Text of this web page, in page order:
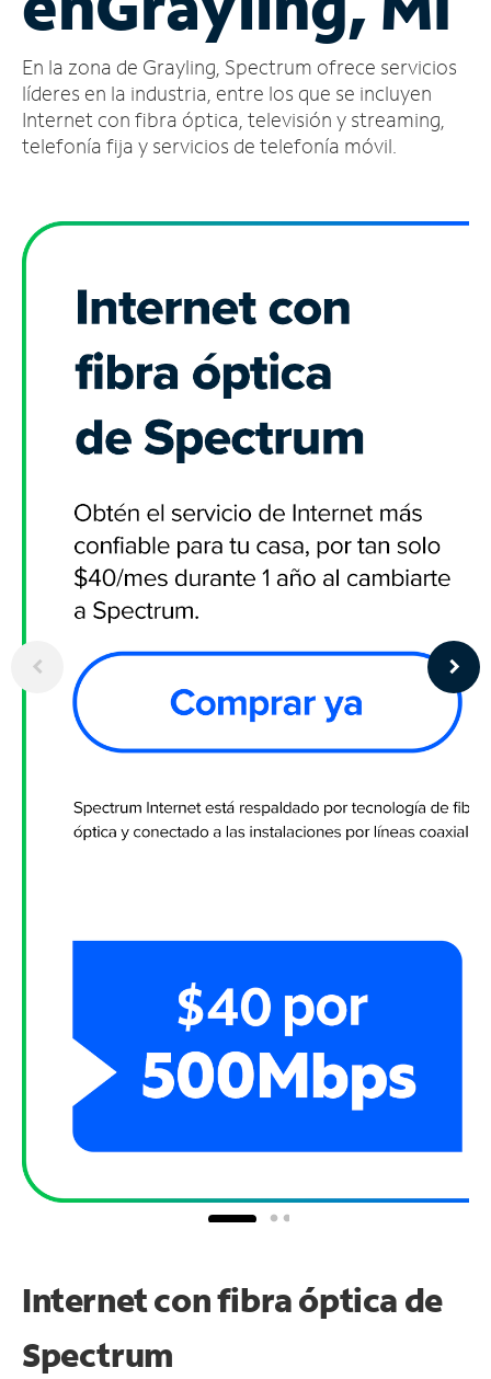
cuenta
Encuentra
una
tienda
En la zona de Grayling, Spectrum ofrece servicios
líderes en la industria, entre los que se incluyen
Internet con fibra óptica, televisión y streaming,
telefonía fija y servicios de telefonía móvil.
Internet con fibra óptica de
Spectrum